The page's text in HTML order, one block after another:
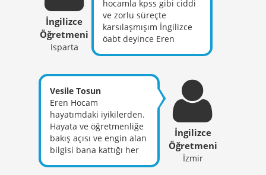
kesinlikle yoktur^
Binary/Gradable
Antonym :)))
numarasınız canı
gönülden bunu
söyleyebiliyorum.
Yüreğiniz bize yansıdı
sayın hocam. Sınavda
yöneldim muhteşem
ötesiydi. İYİ Kİ UZAKTAN
BAŞARI AİLESİ
İngilizce
Öğretmeni
Isparta
hocamla kpss gibi ciddi
ve zorlu süreçte
karsılaşmışım İngilizce
öabt deyince Eren
bize kazandırdığı bakış
açısı sınava yönelik
nokta atışı yöntemleri ile
alan sınavımda sesi
kulaklarımda çözdüm
tüm soruları iyi ki
tanıdım sizi altın kalpli
hocam hakkınızı asla
ödeyemem. Bu süreçte
Vesile Tosun
Eren Hocam
hayatımdaki iyikilerden.
Hayata ve öğretmenliğe
bakış açısı ve engin alan
bilgisi bana kattığı her
İngilizce
Öğretmeni
İzmir